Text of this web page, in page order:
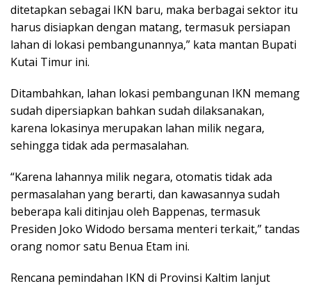
ditetapkan sebagai IKN baru, maka berbagai sektor itu
harus disiapkan dengan matang, termasuk persiapan
lahan di lokasi pembangunannya,” kata mantan Bupati
Kutai Timur ini.
Ditambahkan, lahan lokasi pembangunan IKN memang
sudah dipersiapkan bahkan sudah dilaksanakan,
karena lokasinya merupakan lahan milik negara,
sehingga tidak ada permasalahan.
“Karena lahannya milik negara, otomatis tidak ada
permasalahan yang berarti, dan kawasannya sudah
beberapa kali ditinjau oleh Bappenas, termasuk
Presiden Joko Widodo bersama menteri terkait,” tandas
orang nomor satu Benua Etam ini.
Rencana pemindahan IKN di Provinsi Kaltim lanjut